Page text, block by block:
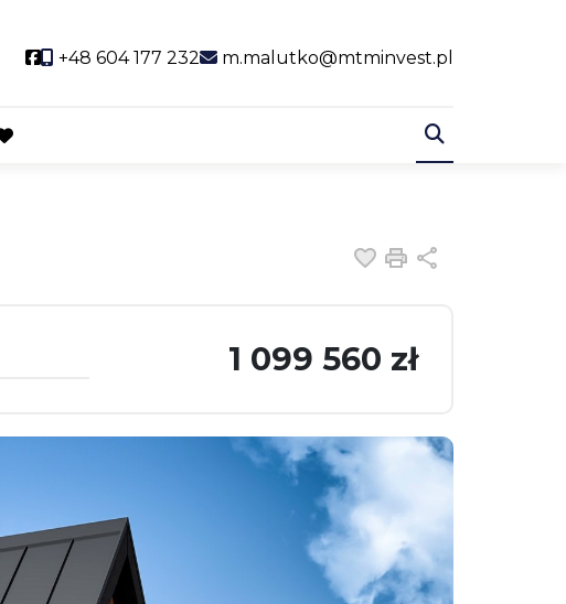
Social link
+48 604 177 232 m.malutko@mtminvest.pl
favorite
Dodaj do
Drukuj
1 099 560 zł